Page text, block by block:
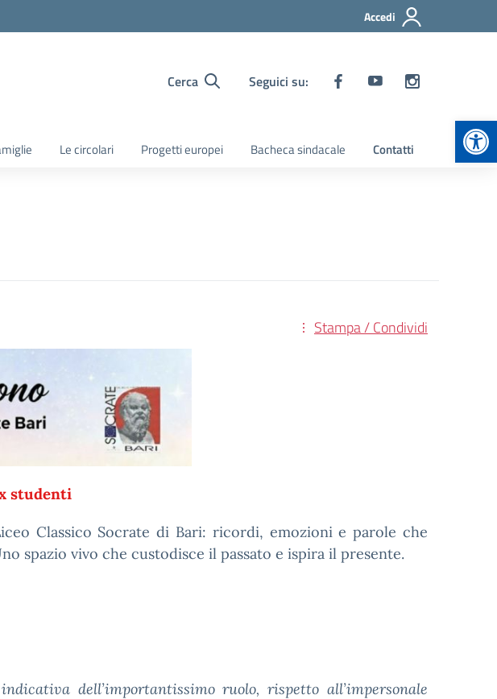
Accedi
Cerca Seguici su:
Le circolari Progetti europei Bacheca sindacale Contatti
Stampa / Condividi
studenti
Classico Socrate di Bari: ricordi, emozioni e parole che
spazio vivo che custodisce il passato e ispira il presente.
dell’importantissimo ruolo, rispetto all’impersonale